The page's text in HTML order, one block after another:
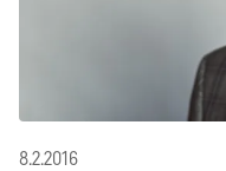
8.2.2016